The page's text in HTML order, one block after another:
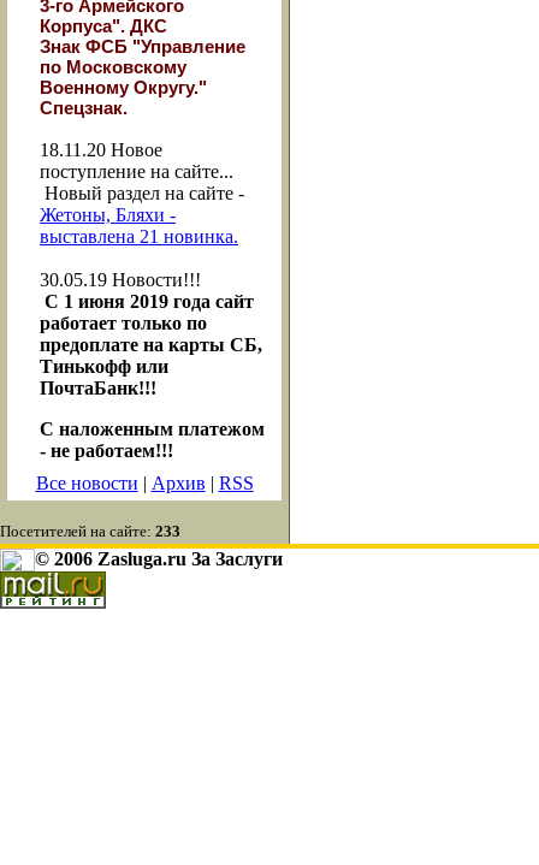
3-го Армейского
Корпуса". ДКС
Знак ФСБ "Управление
по Московскому
Военному Округу."
Спецзнак.
18.11.20 Новое
поступление на сайте...
Новый раздел на сайте -
Жетоны, Бляхи -
выставлена 21 новинка.
30.05.19 Новости!!!
С 1 июня 2019 года сайт
работает только по
предоплате на карты СБ,
Тинькофф или
ПочтаБанк!!!
С наложенным платежом
- не работаем!!!
Все новости | Архив | RSS
Посетителей на сайте: 233
© 2006 Zasluga.ru За Заслуги